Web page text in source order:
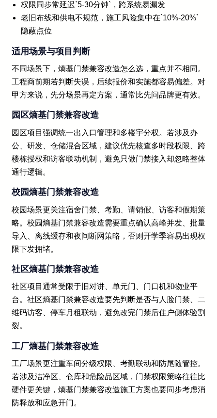
权限同步常延迟`5-30分钟`，跨系统易漏发
老旧布线和供电不规范，施工风险集中在`10%-20%`
隐蔽点位
适用场景与项目判断
不同场景下，熵基门禁兼容改造怎么选，重点并不相同。
工程商前期若判断失误，后续报价和实施都容易偏差。对
甲方来说，先分场景再定方案，通常比先问品牌更有效。
园区熵基门禁兼容改造
园区项目强调统一出入口管理和多楼宇分权。若涉及办
公、研发、仓储混合区域，建议优先核查多时段权限、跨
楼栋授权和访客联动机制，避免只做门禁接入却忽略整体
通行逻辑。
校园熵基门禁兼容改造
校园场景更关注宿舍门禁、考勤、请销假、访客和假期策
略。校园熵基门禁兼容改造需要重点确认高峰并发、批量
导入、离线缓存和夜间断网策略，否则开学季容易出现权
限下发拥堵。
社区熵基门禁兼容改造
社区项目通常受限于旧对讲、单元门、门口机和物业平
台。社区熵基门禁兼容改造要先判断是否与人脸门禁、二
维码访客、停车月租联动，避免改完门禁后住户侧体验割
裂。
工厂熵基门禁兼容改造
工厂场景更注重车间分级权限、考勤联动和防尾随管控。
若涉及洁净区、仓库和危险品区域，门禁权限策略往往比
硬件更关键，熵基门禁兼容改造施工方案也要同步考虑消
防释放和应急开门。